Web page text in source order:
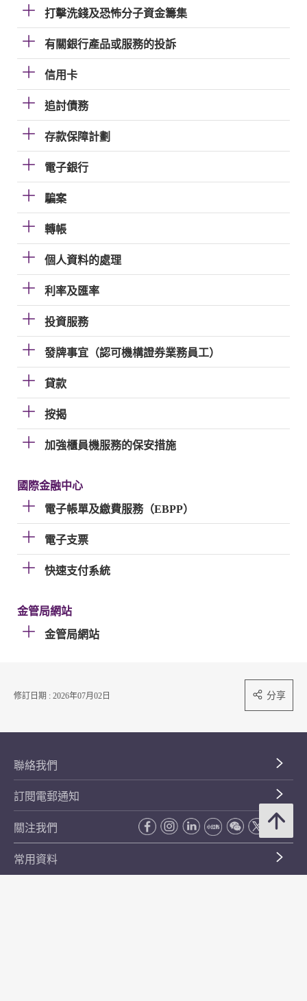
打擊洗錢及恐怖分子資金籌集
有關銀行產品或服務的投訴
信用卡
追討債務
存款保障計劃
電子銀行
騙案
轉帳
個人資料的處理
利率及匯率
投資服務
發牌事宜（認可機構證券業務員工）
貸款
按揭
加強櫃員機服務的保安措施
國際金融中心
電子帳單及繳費服務（EBPP）
電子支票
快速支付系統
金管局網站
金管局網站
修訂日期 : 2026年07月02日 分享
聯絡我們
訂閱電郵通知
關注我們
常用資料